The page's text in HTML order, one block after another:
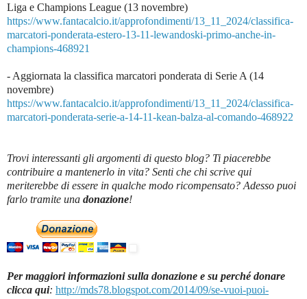
Liga e Champions League (13 novembre)
https://www.fantacalcio.it/approfondimenti/13_11_2024/classifica-
marcatori-ponderata-estero-13-11-lewandoski-primo-anche-in-
champions-468921
- Aggiornata la classifica marcatori ponderata di Serie A (14
novembre)
https://www.fantacalcio.it/approfondimenti/13_11_2024/classifica-
marcatori-ponderata-serie-a-14-11-kean-balza-al-comando-468922
Trovi interessanti gli argomenti di questo blog? Ti piacerebbe
contribuire a mantenerlo in vita? Senti che chi scrive qui
meriterebbe di essere in qualche modo ricompensato? Adesso puoi
farlo tramite una donazione!
Per maggiori informazioni sulla donazione e su perché donare
clicca qui: http://mds78.blogspot.com/2014/09/se-vuoi-puoi-